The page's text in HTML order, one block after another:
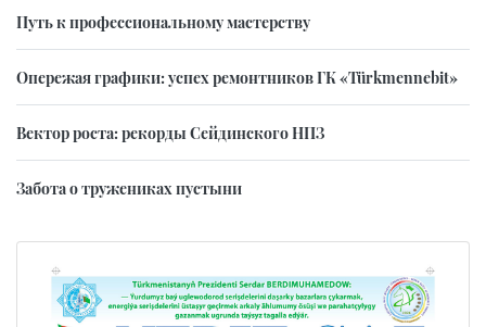
Путь к профессиональному мастерству
Опережая графики: успех ремонтников ГК «Türkmennebit»
Вектор роста: рекорды Сейдинского НПЗ
Забота о тружениках пустыни